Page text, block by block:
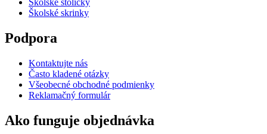
Školské stoličky
Školské skrinky
Podpora
Kontaktujte nás
Často kladené otázky
Všeobecné obchodné podmienky
Reklamačný formulár
Ako funguje objednávka